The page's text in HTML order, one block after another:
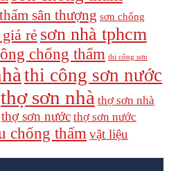
sân thượng sơn chống
rẻ sơn nhà tphcm
chống thấm thi công sơn
thi công sơn nước
thợ sơn nhà thợ sơn nhà
thợ sơn nước thợ sơn nước
chống thấmvật liệu